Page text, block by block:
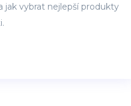
jak vybrat nejlepší produkty